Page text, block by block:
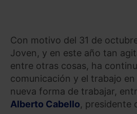
Con motivo del 31 de
Joven, y en este año tan
entre otras cosas, ha
comunicación y el trabajo
nueva forma de trabajar,
Alberto Cabello, presidente